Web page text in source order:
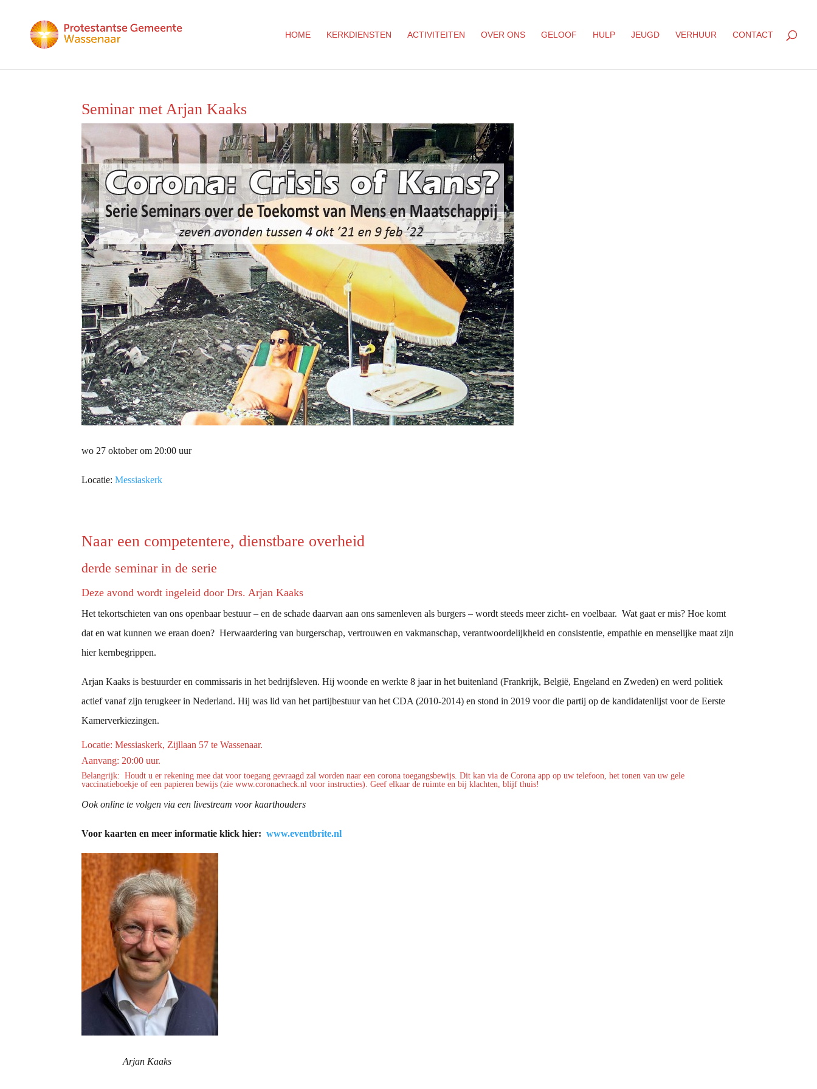
HOME KERKDIENSTEN ACTIVITEITEN OVER ONS GELOOF HULP JEUGD VERHUUR CONTACT
Seminar met Arjan Kaaks
wo 27 oktober om 20:00 uur
Locatie:Messiaskerk
Naar een competentere, dienstbare overheid
derde seminar in de serie
Deze avond wordt ingeleid door Drs. Arjan Kaaks
Het tekortschieten van ons openbaar bestuur – en de schade daarvan aan ons samenleven als burgers – wordt steeds meer zicht- en voelbaar. Wat gaat er mis? Hoe komt
dat en wat kunnen we eraan doen? Herwaardering van burgerschap, vertrouwen en vakmanschap, verantwoordelijkheid en consistentie, empathie en menselijke maat zijn
hier kernbegrippen.
Arjan Kaaks is bestuurder en commissaris in het bedrijfsleven. Hij woonde en werkte 8 jaar in het buitenland (Frankrijk, België, Engeland en Zweden) en werd politiek
actief vanaf zijn terugkeer in Nederland. Hij was lid van het partijbestuur van het CDA (2010-2014) en stond in 2019 voor die partij op de kandidatenlijst voor de Eerste
Kamerverkiezingen.
Locatie: Messiaskerk, Zijllaan 57 te Wassenaar.
Aanvang: 20:00 uur.
Belangrijk: Houdt u er rekening mee dat voor toegang gevraagd zal worden naar een corona toegangsbewijs. Dit kan via de Corona app op uw telefoon, het tonen van uw gele
vaccinatieboekje of een papieren bewijs (zie www.coronacheck.nl voor instructies). Geef elkaar de ruimte en bij klachten, blijf thuis!
Ook online te volgen via een livestream voor kaarthouders
Voor kaarten en meer informatie klick hier:www.eventbrite.nl
Arjan Kaaks